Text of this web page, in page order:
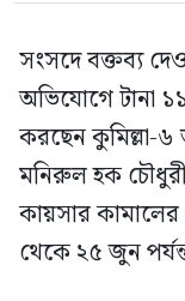
সংসদে বক্তব্য
অভিযোগে টানা
করছেন কুমিল্লা-
মনিরুল হক
কায়সার কামালের
থেকে ২৫ জুন